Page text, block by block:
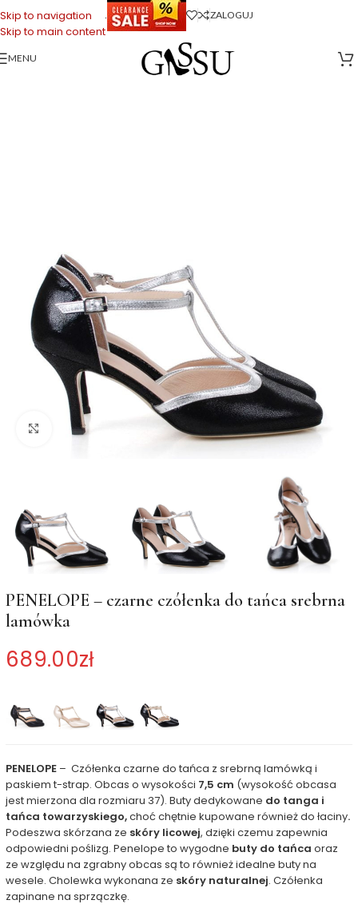
Skip to navigation
Skip to main content
. ZALOGUJ
MENU
Strona główna Sklep firmowy Gassu>Buty do Tańca
Kliknij, aby powiększyć
PENELOPE – czarne czółenka do tańca srebrna
lamówka
689.00zł
PENELOPE – Czółenka czarne do tańca z srebrną lamówką i
paskiem t-strap. Obcas o wysokości 7,5 cm (wysokość obcasa
jest mierzona dla rozmiaru 37). Buty dedykowane do tanga i
tańca towarzyskiego,choć chętnie kupowane również do łaciny.
Podeszwa skórzana ze skóry licowej, dzięki czemu zapewnia
odpowiedni poślizg. Penelope to wygodne buty do tańca oraz
ze względu na zgrabny obcas są to również idealne buty na
wesele. Cholewka wykonana ze skóry naturalnej. Czółenka
zapinane na sprzączkę.